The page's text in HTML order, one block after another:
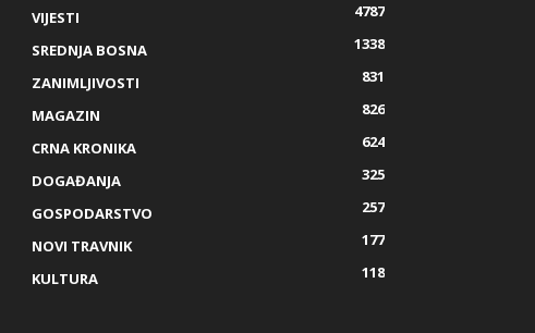
VIJESTI
4787
SREDNJA BOSNA
1338
ZANIMLJIVOSTI
831
MAGAZIN
826
CRNA KRONIKA
624
DOGAĐANJA
325
GOSPODARSTVO
257
NOVI TRAVNIK
177
KULTURA
118